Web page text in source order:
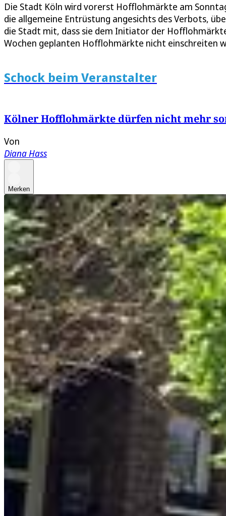
Die Stadt Köln wird vorerst Hofflohmärkte am
die allgemeine Entrüstung angesichts des Verbots,
die Stadt mit, dass sie dem Initiator der
Wochen geplanten Hofflohmärkte nicht einschreiten
Schock beim Veranstalter
Kölner Hofflohmärkte dürfen nicht mehr
Von
Diana Hass
Merken